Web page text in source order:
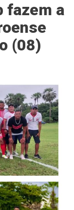
fazem a
(08)